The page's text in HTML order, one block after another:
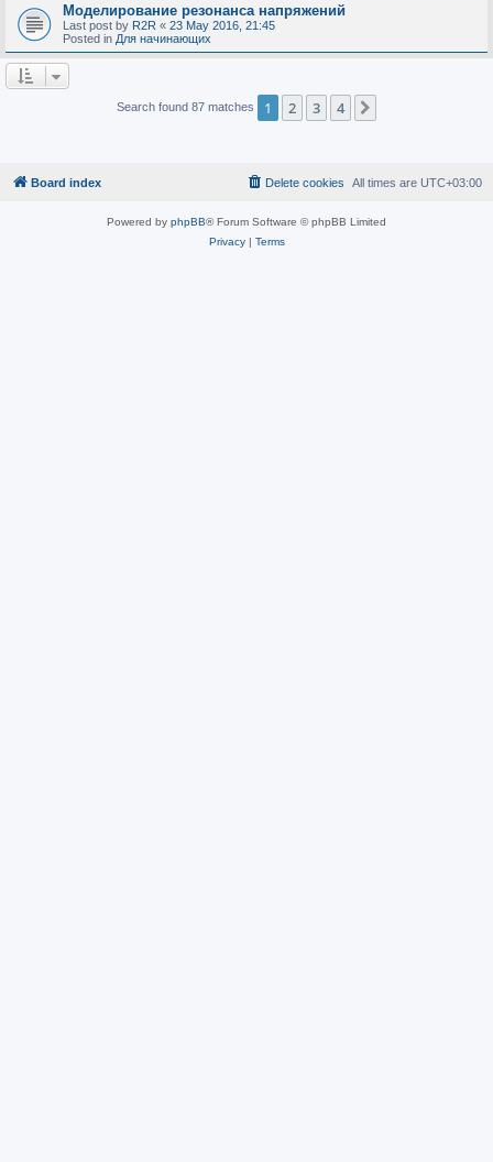
Моделирование резонанса напряжений
Last post by R2R « 23 May 2016, 21:45
Posted in Для начинающих
Search found 87 matches 1 2 3 4
Board index All times are UTC+03:00
Delete cookies
Powered by phpBB® Forum Software © phpBB Limited
Privacy| Terms